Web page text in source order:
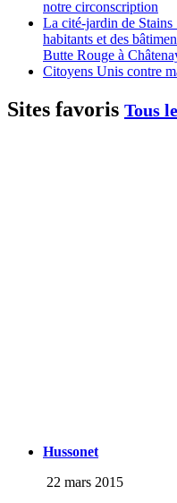
notre circonscription
La cité-jardin de Stains
habitants et des
Butte Rouge à
Citoyens Unis contre
Sites favoris Tous
Hussonet
22 mars 2015